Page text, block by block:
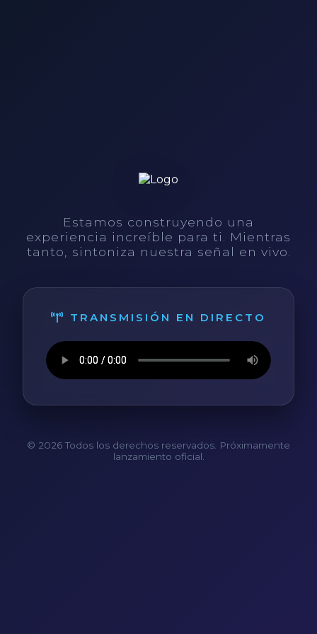
Estamos construyendo una
experiencia increíble para ti. Mientras
tanto, sintoniza nuestra señal en vivo.
TRANSMISIÓN EN DIRECTO
© 2026 Todos los derechos reservados. Próximamente
lanzamiento oficial.